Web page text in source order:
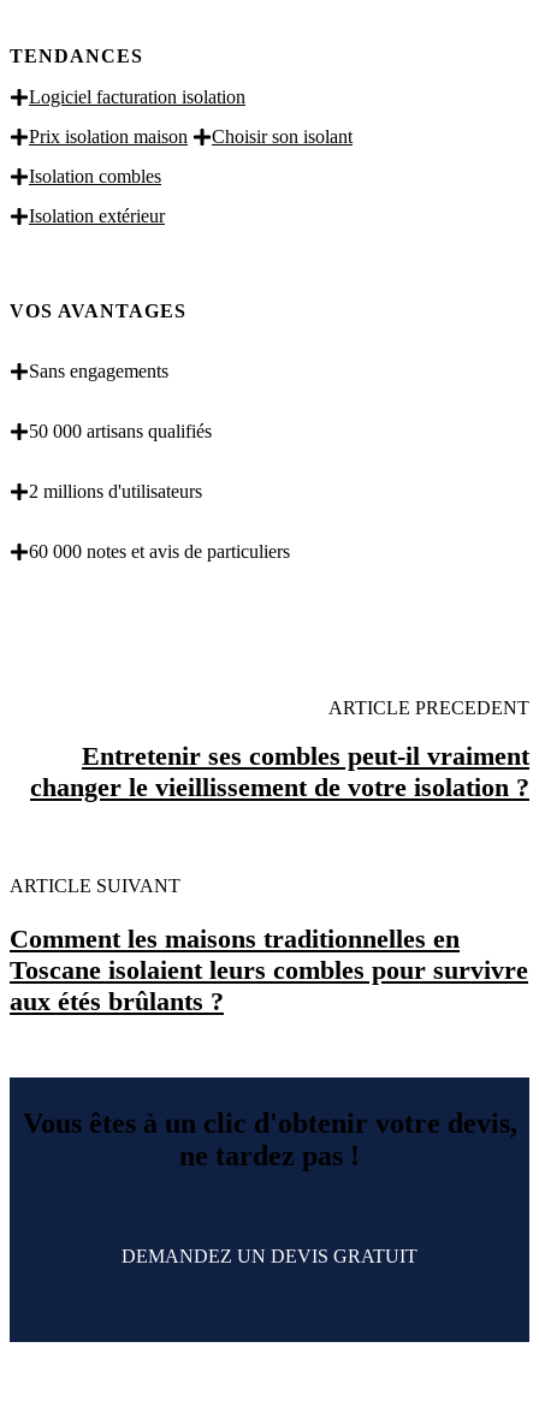
TENDANCES
Logiciel facturation isolation
Prix isolation maison
Choisir son isolant
Isolation combles
Isolation extérieur
VOS AVANTAGES
Sans engagements
50 000 artisans qualifiés
2 millions d'utilisateurs
60 000 notes et avis de particuliers
ARTICLE PRECEDENT
Entretenir ses combles peut-il vraiment
changer le vieillissement de votre isolation ?
ARTICLE SUIVANT
Comment les maisons traditionnelles en
Toscane isolaient leurs combles pour survivre
aux étés brûlants ?
Vous êtes à un clic d'obtenir votre devis,
ne tardez pas !
DEMANDEZ UN DEVIS GRATUIT